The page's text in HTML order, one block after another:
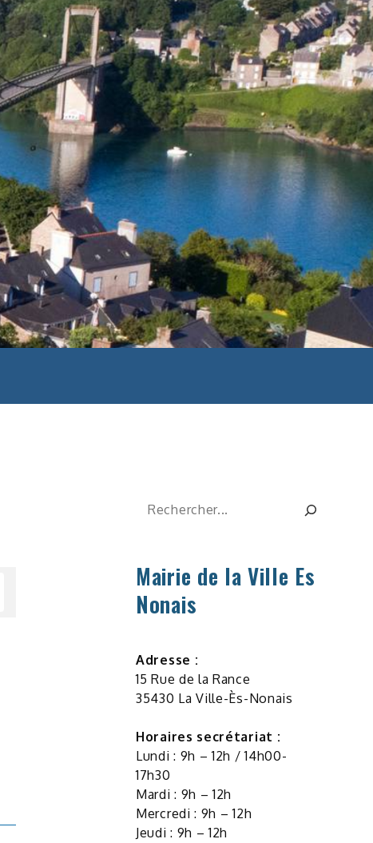
Rechercher
Mairie de la Ville Es
Nonais
Adresse :
15 Rue de la Rance
35430 La Ville-Ès-Nonais
Horaires secrétariat :
Lundi : 9h – 12h / 14h00-
17h30
Mardi : 9h – 12h
Mercredi : 9h – 12h
Jeudi : 9h – 12h